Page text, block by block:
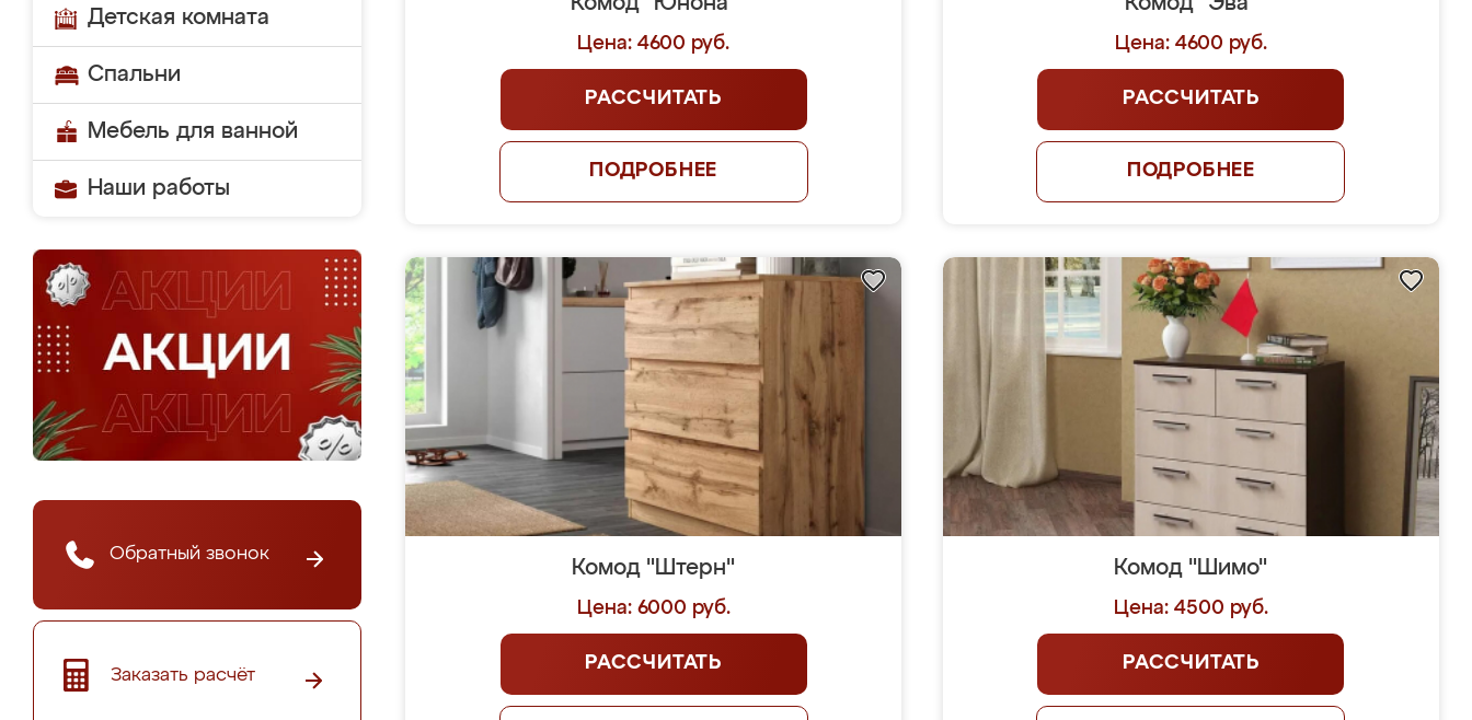
Детская комната
Спальни
Мебель для ванной
Наши работы
Обратный звонок
Заказать расчёт
Цена: 4600 руб.
РАССЧИТАТЬ
ПОДРОБНЕЕ
Цена: 4600 руб.
РАССЧИТАТЬ
ПОДРОБНЕЕ
Комод "Штерн"
Цена: 6000 руб.
РАССЧИТАТЬ
Комод "Шимо"
Цена: 4500 руб.
РАССЧИТАТЬ